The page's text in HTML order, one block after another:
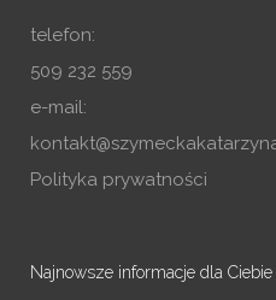
telefon:
509 232 559
e-mail:
Polityka prywatności
Najnowsze informacje dla Ciebie